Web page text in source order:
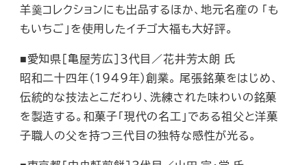
羊羹コレクションにも出品するほか、地元名産の 「も
もいちご」を使用したイチゴ大福も大好評。
■愛知県［亀屋芳広］３代目／花井芳太朗 氏
昭和二十四年（１９４９年）創業。 尾張銘菓をはじめ、
伝統的な技法とこだわり、洗練された味わいの銘菓
を製造する。和菓子「現代の名工」である祖父と洋菓
子職人の父を持つ三代目の独特な感性が光る。